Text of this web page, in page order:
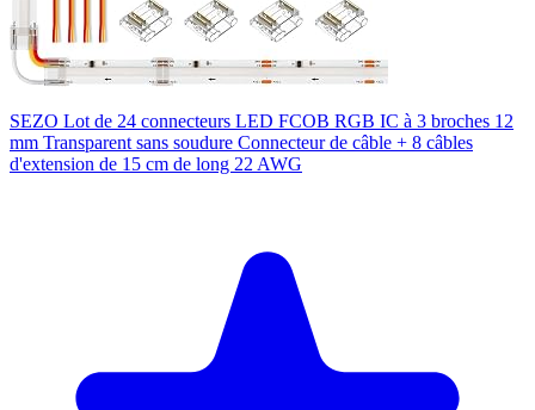
SEZO Lot de 24 connecteurs LED FCOB RGB IC à 3 broches 12
mm Transparent sans soudure Connecteur de câble + 8 câbles
d'extension de 15 cm de long 22 AWG